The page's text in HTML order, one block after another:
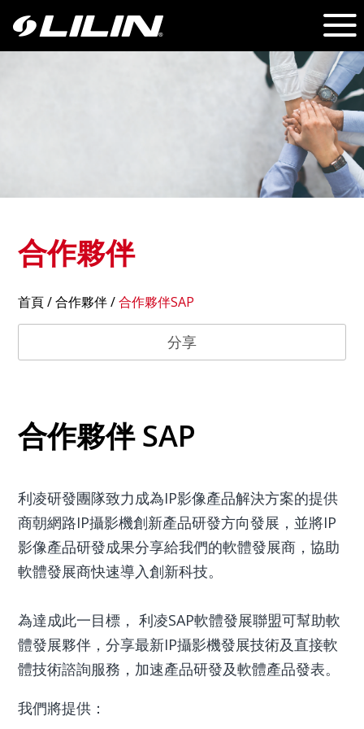
合作夥伴
首頁/合作夥伴/合作夥伴SAP
分享
合作夥伴 SAP
利凌研發團隊致力成為IP影像產品解決方案的提供
商朝網路IP攝影機創新產品研發方向發展，並將IP
影像產品研發成果分享給我們的軟體發展商，協助
軟體發展商快速導入創新科技。
為達成此一目標， 利凌SAP軟體發展聯盟可幫助軟
體發展夥伴，分享最新IP攝影機發展技術及直接軟
體技術諮詢服務，加速產品研發及軟體產品發表。
我們將提供：